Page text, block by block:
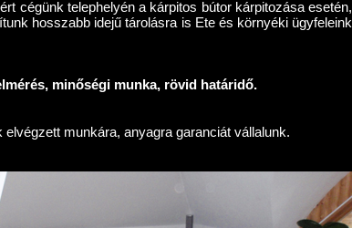
cégünk telephelyén a kárpitos bútor kárpitozása esetén,
hosszabb idejű tárolásra is Ete és környéki ügyfeleink
minőségi munka, rövid határidő.
elvégzett munkára, anyagra garanciát vállalunk.